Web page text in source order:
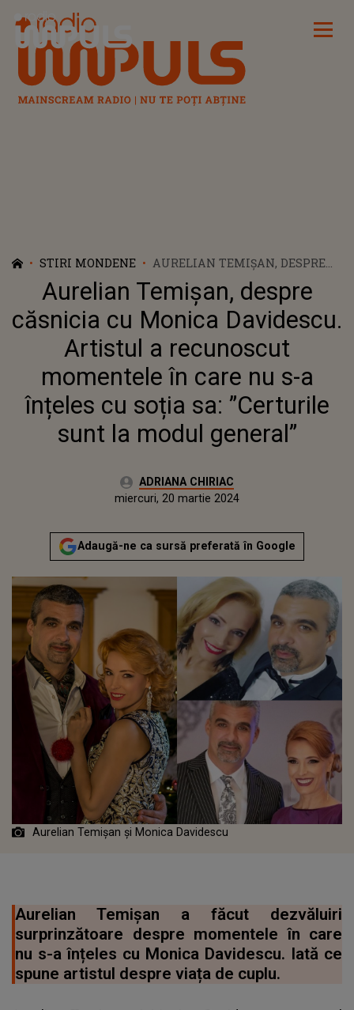
Radio Impuls
STIRI MONDENE
AURELIAN TEMIȘAN, DESPRE
CĂSNICIA CU MONICA
DAVIDESCU. ARTISTUL A
RECUNOSCUT MOMENTELE ÎN
CARE NU S-A ÎNȚELES CU SOȚIA
SA: ”CERTURILE SUNT LA
Aurelian Temișan, despre
căsnicia cu Monica Davidescu.
Artistul a recunoscut
momentele în care nu s-a
înțeles cu soția sa: ”Certurile
sunt la modul general”
Autor:ADRIANA CHIRIAC
Actualizat:
miercuri, 20 martie 2024
Adaugă-ne ca sursă preferată în Google
Aurelian Temișan și Monica Davidescu
Aurelian Temișan a făcut dezvăluiri
surprinzătoare despre momentele în care
nu s-a înțeles cu Monica Davidescu. Iată ce
spune artistul despre viața de cuplu.